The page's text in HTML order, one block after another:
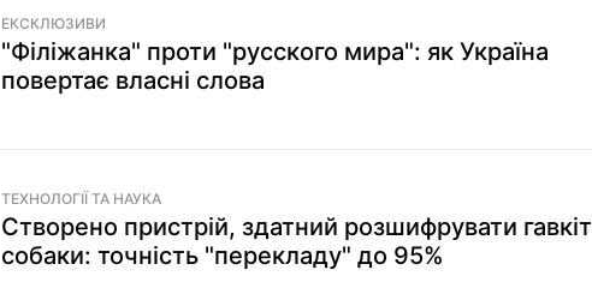
ЕКСКЛЮЗИВИ
"Філіжанка" проти "русского мира": як Україна
повертає власні слова
ТЕХНОЛОГІЇ ТА НАУКА
Створено пристрій, здатний розшифрувати гавкіт
собаки: точність "перекладу" до 95%